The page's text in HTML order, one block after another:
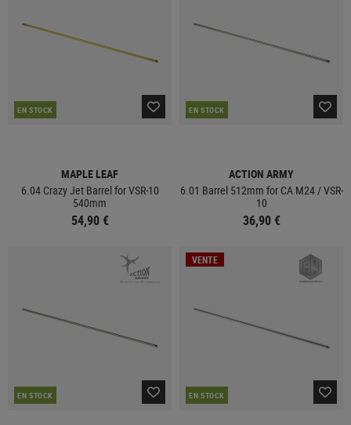
EN STOCK
MAPLE LEAF
6.04 Crazy Jet Barrel for VSR-10
540mm
54,90 €
EN STOCK
ACTION ARMY
6.01 Barrel 512mm for CA M24 / VSR-
10
36,90 €
EN STOCK
VENTE
EN STOCK